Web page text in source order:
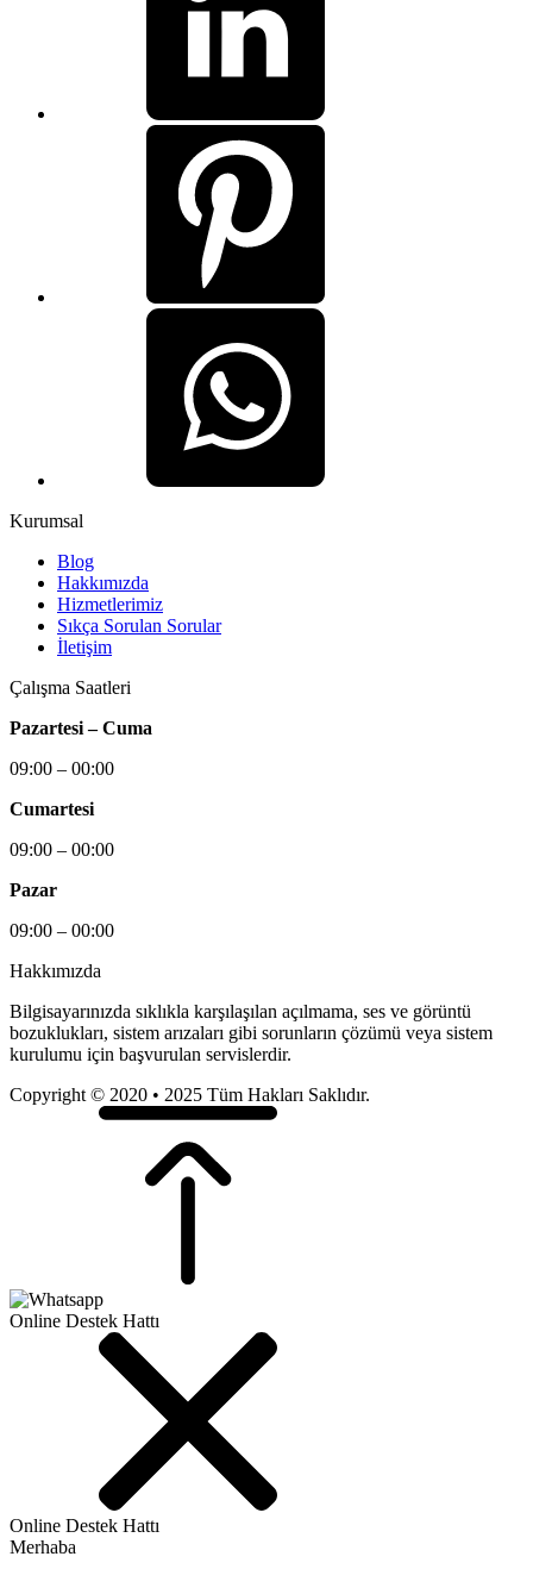
Kurumsal
Blog
Hakkımızda
Hizmetlerimiz
Sıkça Sorulan Sorular
İletişim
Çalışma Saatleri
Pazartesi – Cuma
09:00 – 00:00
Cumartesi
09:00 – 00:00
Pazar
09:00 – 00:00
Hakkımızda
Bilgisayarınızda sıklıkla karşılaşılan açılmama, ses ve görüntü
bozuklukları, sistem arızaları gibi sorunların çözümü veya sistem
kurulumu için başvurulan servislerdir.
Copyright © 2020 • 2025 Tüm Hakları Saklıdır.
Online Destek Hattı
Online Destek Hattı
Merhaba